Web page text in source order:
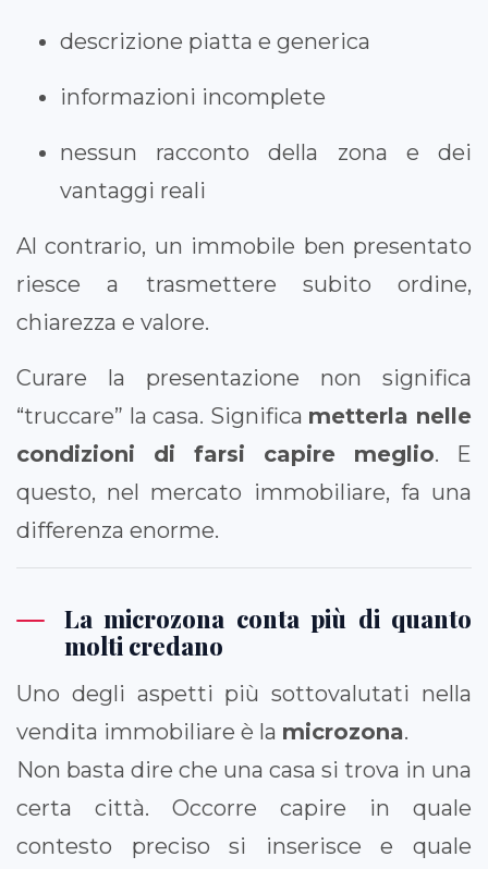
descrizione piatta e generica
informazioni incomplete
nessun racconto della zona e dei
vantaggi reali
Al contrario, un immobile ben presentato
riesce a trasmettere subito ordine,
chiarezza e valore.
Curare la presentazione non significa
“truccare” la casa. Significa metterla nelle
condizioni di farsi capire meglio. E
questo, nel mercato immobiliare, fa una
differenza enorme.
La microzona conta più di quanto
molti credano
Uno degli aspetti più sottovalutati nella
vendita immobiliare è la microzona.
Non basta dire che una casa si trova in una
certa città. Occorre capire in quale
contesto preciso si inserisce e quale